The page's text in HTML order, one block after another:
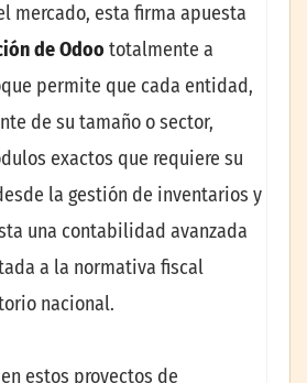
mercado, esta firma apuesta
de Odoo totalmente a
permite que cada entidad,
de su tamaño o sector,
exactos que requiere su
la gestión de inventarios y
una contabilidad avanzada
a la normativa fiscal
nacional.
estos proyectos de